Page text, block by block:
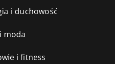
i duchowość
moda
i fitness